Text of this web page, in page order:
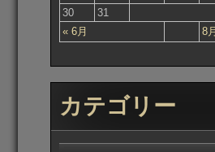
« 6月 8
30
31
カテゴリー